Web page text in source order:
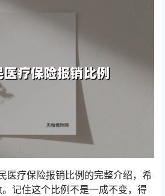
医疗保险报销比例的完整介绍，希
记住这个比例不是一成不变，得